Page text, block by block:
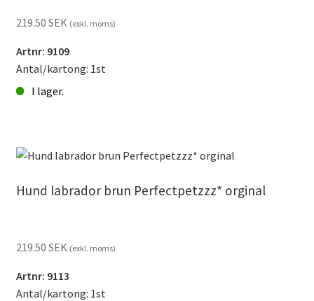
219.50 SEK (exkl. moms)
Artnr: 9109
Antal/kartong: 1st
I lager.
Perfectpetzzz
mängd
Hund labrador brun Perfectpetzzz* orginal
219.50 SEK (exkl. moms)
Artnr: 9113
Antal/kartong: 1st